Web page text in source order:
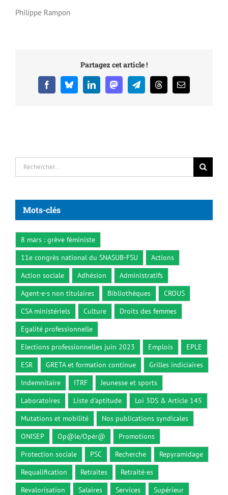
Philippe Rampon
Partagez cet article !
FacebookBlueskyLinkedInMastodonTelegramThreadsEmail
Rechercher:
Mots-clés
8 mars : grève féministe
11e congrès national du SNASUB-FSU
Actions
Action sociale
Adhésion
Administratifs
Agent·e·s non titulaires
Bibliothèques
CROUS
CSA ministériels
Culture
Droits des femmes
Egalité professionnelle
Elections professionnelles juin 2023
Emplois
EPLE
ESR
GRETA et formation continue
Grilles indiciaires
Indemnitaire
ITRF
Jeunesse et sports
Laboratoires
Liste d'aptitude
Loi 3DS & Article 145
Mutations et mobilité
Nos publications syndicales
ONISEP
Op@le/Opér@
Promotions
Protection sociale
PSC Recherche
Repyramidage
Requalification
Retraites
Retraité·es
Revalorisation
Salaires Services
Supérieur